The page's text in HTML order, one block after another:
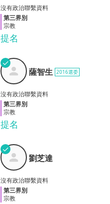
提名
沒有政治聯繫資料
第三界別
宗教
薩智
生
✓
提名
薩智生 2016選委
沒有政治聯繫資料
第三界別
宗教
劉芝
達
✓
劉芝達
沒有政治聯繫資料
第三界別
宗教